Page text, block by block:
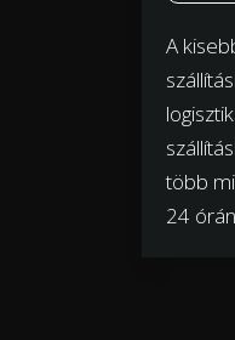
A
több
24